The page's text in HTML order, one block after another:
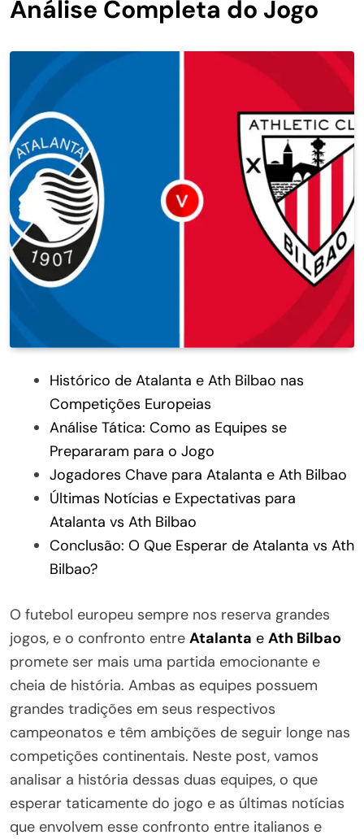
Análise Completa do Jogo
Histórico de Atalanta e Ath Bilbao nas
Competições Europeias
Análise Tática: Como as Equipes se
Prepararam para o Jogo
Jogadores Chave para Atalanta e Ath Bilbao
Últimas Notícias e Expectativas para
Atalanta vs Ath Bilbao
Conclusão: O Que Esperar de Atalanta vs Ath
Bilbao?
O futebol europeu sempre nos reserva grandes
jogos, e o confronto entre Atalanta e Ath Bilbao
promete ser mais uma partida emocionante e
cheia de história. Ambas as equipes possuem
grandes tradições em seus respectivos
campeonatos e têm ambições de seguir longe nas
competições continentais. Neste post, vamos
analisar a história dessas duas equipes, o que
esperar taticamente do jogo e as últimas notícias
que envolvem esse confronto entre italianos e